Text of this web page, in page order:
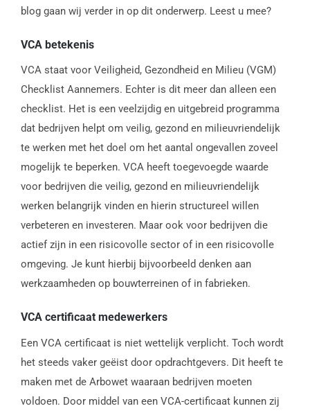
blog gaan wij verder in op dit onderwerp. Leest u mee?
VCA betekenis
VCA staat voor Veiligheid, Gezondheid en Milieu (VGM)
Checklist Aannemers. Echter is dit meer dan alleen een
checklist. Het is een veelzijdig en uitgebreid programma
dat bedrijven helpt om veilig, gezond en milieuvriendelijk
te werken met het doel om het aantal ongevallen zoveel
mogelijk te beperken. VCA heeft toegevoegde waarde
voor bedrijven die veilig, gezond en milieuvriendelijk
werken belangrijk vinden en hierin structureel willen
verbeteren en investeren. Maar ook voor bedrijven die
actief zijn in een risicovolle sector of in een risicovolle
omgeving. Je kunt hierbij bijvoorbeeld denken aan
werkzaamheden op bouwterreinen of in fabrieken.
VCA certificaat medewerkers
Een VCA certificaat is niet wettelijk verplicht. Toch wordt
het steeds vaker geëist door opdrachtgevers. Dit heeft te
maken met de Arbowet waaraan bedrijven moeten
voldoen. Door middel van een VCA-certificaat kunnen zij